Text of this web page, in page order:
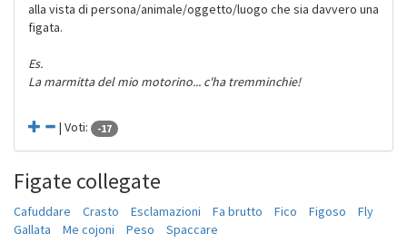
alla vista di persona/animale/oggetto/luogo che sia davvero una
figata.
Es.
La marmitta del mio motorino... c'ha tremminchie!
| Voti: -17
Figate collegate
Cafuddare Crasto Esclamazioni Fa brutto Fico Figoso
Fly
Gallata
Me cojoni Peso Spaccare